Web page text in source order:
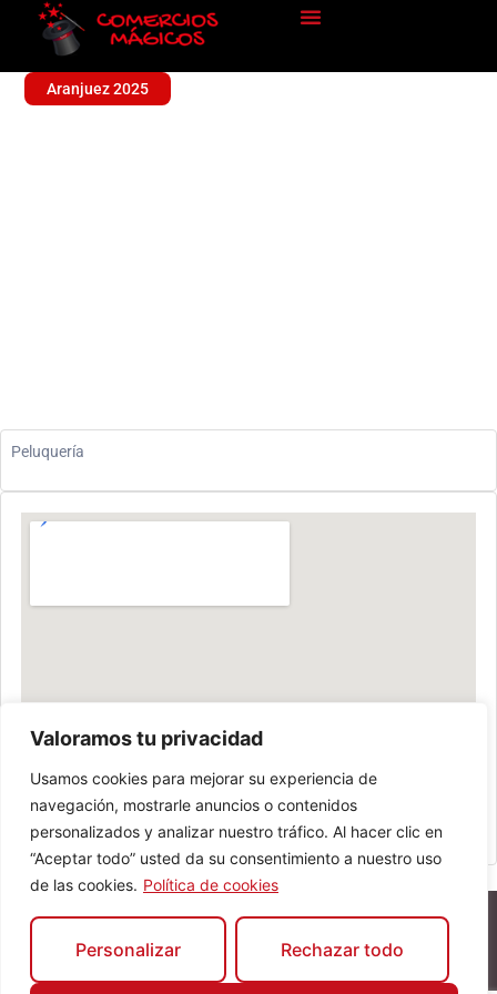
Valoramos tu privacidad
Usamos cookies para mejorar su experiencia de
navegación, mostrarle anuncios o contenidos
personalizados y analizar nuestro tráfico. Al hacer clic en
“Aceptar todo” usted da su consentimiento a nuestro uso
de las cookies. Política de cookies
Personalizar Rechazar todo
Aranjuez 2025
Peluquería